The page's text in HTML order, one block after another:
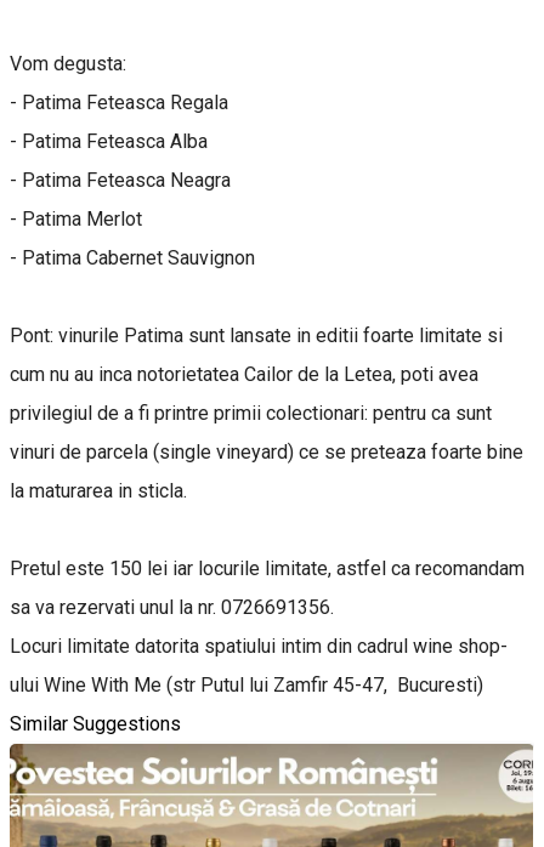
Vom degusta:
- Patima Feteasca Regala
- Patima Feteasca Alba
- Patima Feteasca Neagra
- Patima Merlot
- Patima Cabernet Sauvignon
Pont: vinurile Patima sunt lansate in editii foarte limitate si
cum nu au inca notorietatea Cailor de la Letea, poti avea
privilegiul de a fi printre primii colectionari: pentru ca sunt
vinuri de parcela (single vineyard) ce se preteaza foarte bine
la maturarea in sticla.
Pretul este 150 lei iar locurile limitate, astfel ca recomandam
sa va rezervati unul la nr. 0726691356.
Locuri limitate datorita spatiului intim din cadrul wine shop-
ului Wine With Me (str Putul lui Zamfir 45-47, Bucuresti)
Similar Suggestions